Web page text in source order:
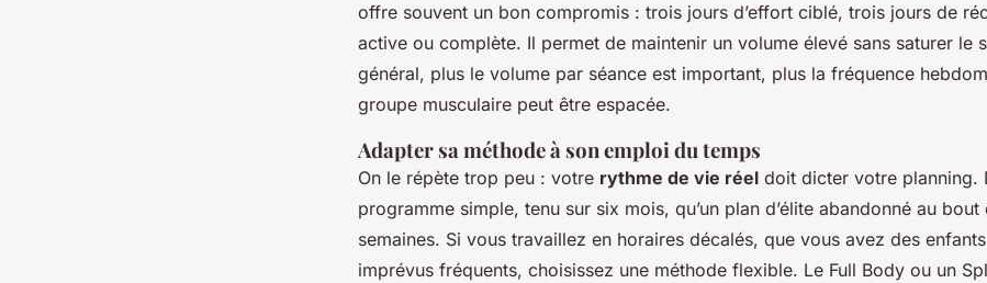
offre souvent un bon compromis : trois jours d’effort ciblé, trois jours de
active ou complète. Il permet de maintenir un volume élevé sans saturer le
général, plus le volume par séance est important, plus la fréquence
groupe musculaire peut être espacée.
Adapter sa méthode à son emploi du temps
On le répète trop peu : votre rythme de vie réel doit dicter votre planning.
programme simple, tenu sur six mois, qu’un plan d’élite abandonné au
semaines. Si vous travaillez en horaires décalés, que vous avez des
imprévus fréquents, choisissez une méthode flexible. Le Full Body ou un